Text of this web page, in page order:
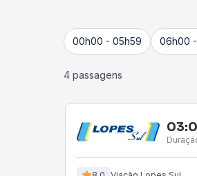
00h00 - 05h59 06h00 -
4 passagens